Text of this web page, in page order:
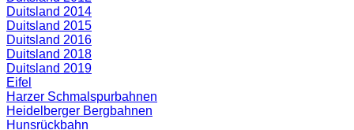
Duitsland 2014
Duitsland 2015
Duitsland 2016
Duitsland 2018
Duitsland 2019
Eifel
Harzer Schmalspurbahnen
Heidelberger Bergbahnen
Hunsrückbahn